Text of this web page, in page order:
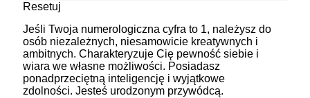
Resetuj
Jeśli Twoja numerologiczna cyfra to 1, należysz do
osób niezależnych, niesamowicie kreatywnych i
ambitnych. Charakteryzuje Cię pewność siebie i
wiara we własne możliwości. Posiadasz
ponadprzeciętną inteligencję i wyjątkowe
zdolności. Jesteś urodzonym przywódcą.